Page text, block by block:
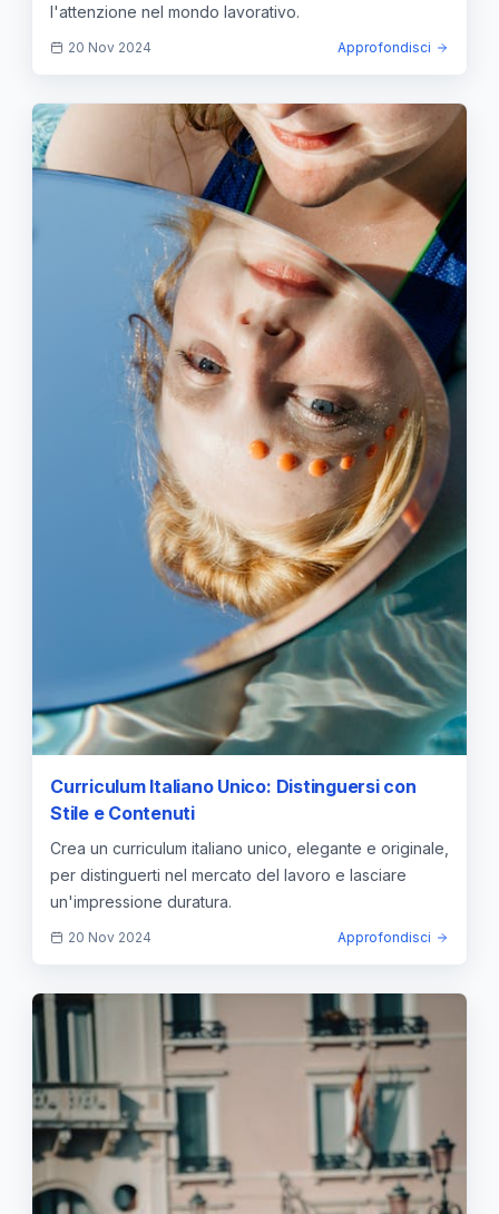
l'attenzione nel mondo lavorativo.
20 Nov 2024 Approfondisci
Curriculum Italiano Unico: Distinguersi con
Stile e Contenuti
Crea un curriculum italiano unico, elegante e originale,
per distinguerti nel mercato del lavoro e lasciare
un'impressione duratura.
20 Nov 2024 Approfondisci